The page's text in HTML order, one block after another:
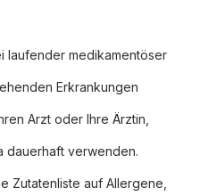
laufender medikamentöser
Erkrankungen
Arzt oder Ihre Ärztin,
dauerhaft verwenden.
Zutatenliste auf Allergene,